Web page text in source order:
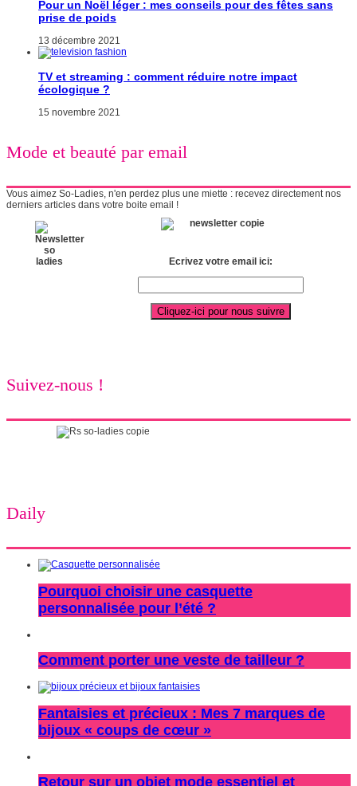
Pour un Noël léger : mes conseils pour des fêtes sans
prise de poids
13 décembre 2021
TV et streaming : comment réduire notre impact
écologique ?
15 novembre 2021
Mode et beauté par email
Vous aimez So-Ladies, n'en perdez plus une miette : recevez directement nos
derniers articles dans votre boite email !
Ecrivez votre email ici:
Suivez-nous !
Daily
Pourquoi choisir une casquette
personnalisée pour l’été ?
Comment porter une veste de tailleur ?
Fantaisies et précieux : Mes 7 marques de
bijoux « coups de cœur »
Retour sur un objet mode essentiel et